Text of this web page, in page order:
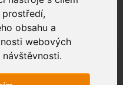
obsahu a
webových